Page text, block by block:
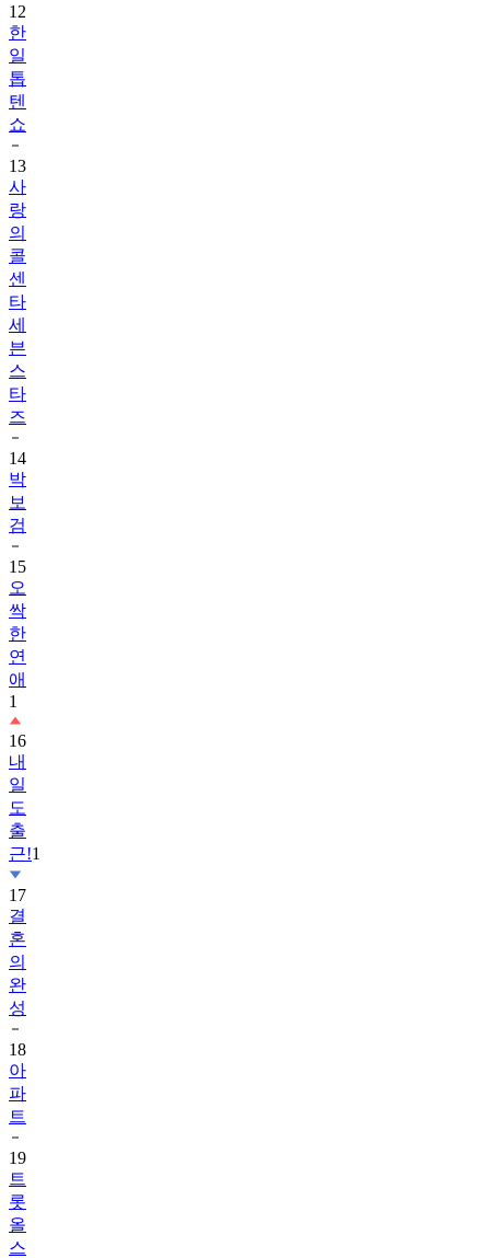
12
한
일
톱
텐
쇼
13
사
랑
의
콜
센
타
세
븐
스
타
즈
14
박
보
검
15
오
싹
한
연
애
1
16
내
일
도
출
근!1
17
결
혼
의
완
성
18
아
파
트
19
트
롯
올
스